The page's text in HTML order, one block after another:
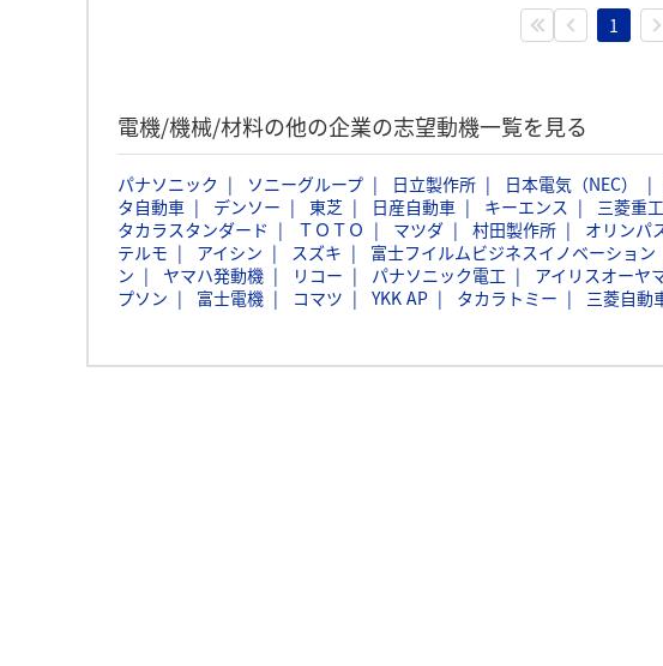
1
電機/機械/材料の他の企業の志望動機一覧を見る
パナソニック ソニーグループ 日立製作所 日本電気（NEC）
タ自動車
デンソー 東芝 日産自動車 キーエンス 三菱重
タカラスタンダード
ＴＯＴＯ マツダ 村田製作所 オリンパ
テルモ
アイシン スズキ 富士フイルムビジネスイノベーション
ン
ヤマハ発動機 リコー パナソニック電工 アイリスオーヤ
プソン
富士電機 コマツ YKK AP タカラトミー 三菱自動